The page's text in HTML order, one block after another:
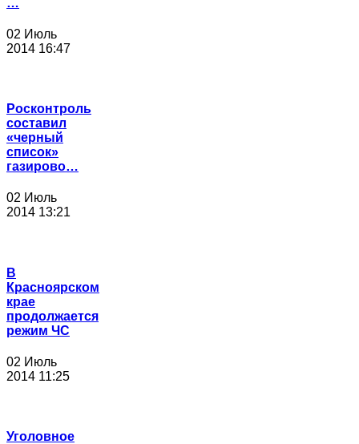
02 Июль
2014 16:47
Росконтроль
составил
«черный
список»
газирово…
02 Июль
2014 13:21
В
Красноярском
крае
продолжается
режим ЧС
02 Июль
2014 11:25
Уголовное